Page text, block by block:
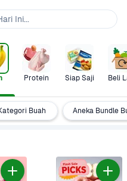
Protein Siap Saji Beli
Buah Aneka Bundle
Ini...